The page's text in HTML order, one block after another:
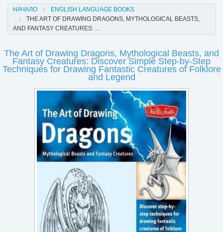
Печатни книги
Е-списания
Подаръци
Ваучери
Промоции
Регистрация
НАЧАЛО
ENGLISH LANGUAGE BOOKS
THE ART OF DRAWING DRAGONS, MYTHOLOGICAL BEASTS,
AND FANTASY CREATURES: ...
The Art of Drawing Dragons, Mythological Beasts, and
Fantasy Creatures: Discover Simple Step-by-Step
Techniques for Drawing Fantastic Creatures of Folklore
and Legend